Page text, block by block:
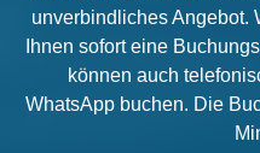
unverbindliches Angebot.
Ihnen sofort eine
können auch
WhatsApp buchen. Die